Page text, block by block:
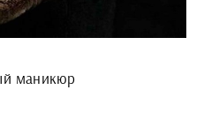
маникюр